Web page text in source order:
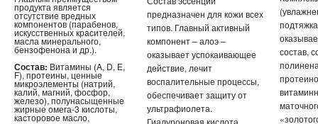
продукта является
отсутствие вредных
компонентов (парабенов,
искусственных красителей,
масла минерального,
бензофенона и др.).
Состав: Витамины (A, D, Е,
F), протеины, ценные
микроэлементы (натрий,
калий, магний, фосфор,
железо), полунасыщенные
жирные омега-3 кислоты,
касторовое масло,
предназначен для кожи всех
типов. Главный активный
компонент – алоэ –
оказывает успокаивающее
действие, лечит
воспалительные процессы,
обеспечивает защиту от
ультрафиолета.
Гиалуроновая кислота
состав,